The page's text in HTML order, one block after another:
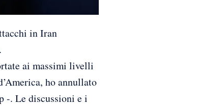
in Iran
ai massimi livelli
ho annullato
-. Le discussioni e i